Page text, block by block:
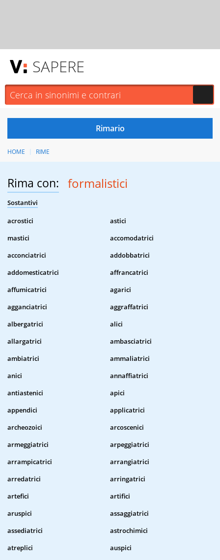
SAPERE
HOME RIME
Rima con: formalistici
Sostantivi
acrostici
astici
mastici
accomodatrici
acconciatrici
addobbatrici
addomesticatrici
affrancatrici
affumicatrici
agarici
agganciatrici
aggraffatrici
albergatrici
alici
allargatrici
ambasciatrici
ambiatrici
ammaliatrici
anici
annaffiatrici
antiastenici
apici
appendici
applicatrici
archeozoici
arcoscenici
armeggiatrici
arpeggiatrici
arrampicatrici
arrangiatrici
arredatrici
arringatrici
artefici
artifici
aruspici
assaggiatrici
assediatrici
astrochimici
atreplici
auspici